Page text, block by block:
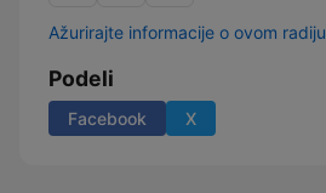
Ažurirajte informacije o ovom radiju
Podeli
Facebook X